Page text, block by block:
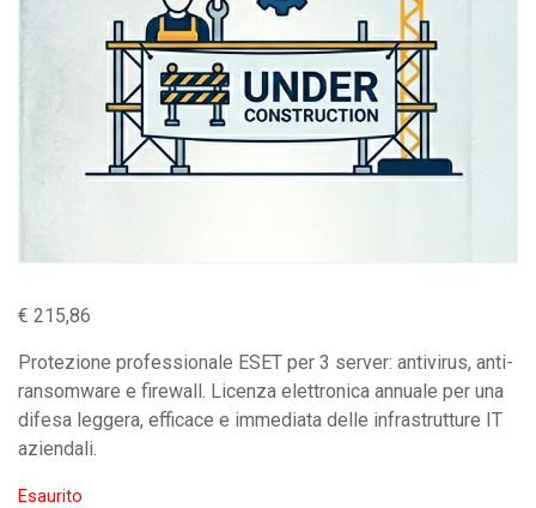
€ 215,86
Protezione professionale ESET per 3 server: antivirus, anti-
ransomware e firewall. Licenza elettronica annuale per una
difesa leggera, efficace e immediata delle infrastrutture IT
aziendali.
Esaurito